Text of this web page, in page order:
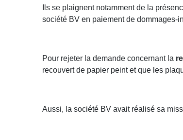
Ils se plaignent notamment de la
société BV en paiement de dommages-
Pour rejeter la demande concernant la
recouvert de papier peint et que les
Aussi, la société BV avait réalisé sa